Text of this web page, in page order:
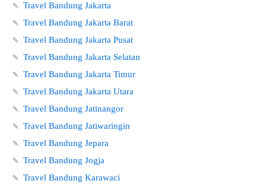
🍡 Travel Bandung Jakarta
🍡 Travel Bandung Jakarta Barat
🍡 Travel Bandung Jakarta Pusat
🍡 Travel Bandung Jakarta Selatan
🍡 Travel Bandung Jakarta Timur
🍡 Travel Bandung Jakarta Utara
🍡 Travel Bandung Jatinangor
🍡 Travel Bandung Jatiwaringin
🍡 Travel Bandung Jepara
🍡 Travel Bandung Jogja
🍡 Travel Bandung Karawaci